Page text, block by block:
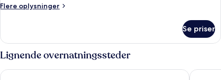
Flere oplysninger
Flere
Se priser
Lignende overnatningssteder
Collège Hôtel